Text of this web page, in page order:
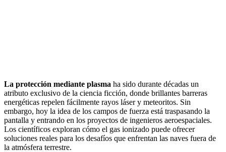
La protección mediante plasma ha sido durante décadas un
atributo exclusivo de la ciencia ficción, donde brillantes barreras
energéticas repelen fácilmente rayos láser y meteoritos. Sin
embargo, hoy la idea de los campos de fuerza está traspasando la
pantalla y entrando en los proyectos de ingenieros aeroespaciales.
Los científicos exploran cómo el gas ionizado puede ofrecer
soluciones reales para los desafíos que enfrentan las naves fuera de
la atmósfera terrestre.